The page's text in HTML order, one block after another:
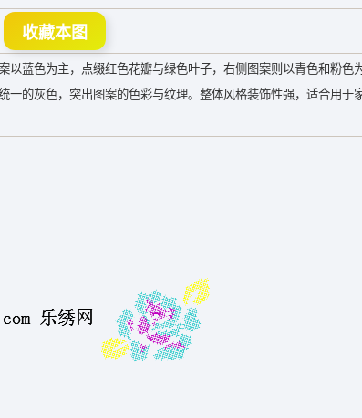
收藏本图
蓝色为主，点缀红色花瓣与绿色叶子，右侧图案则以青色和粉色
的灰色，突出图案的色彩与纹理。整体风格装饰性强，适合用于